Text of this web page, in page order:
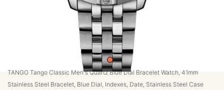
TANGO Tango Classic Men's Quartz Blue Dial Bracelet Watch, 41mm
Stainless Steel Bracelet, Blue Dial, Indexes, Date, Stainless Steel Case